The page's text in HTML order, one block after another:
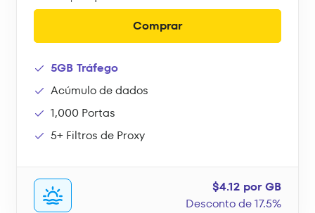
Comprar
5GB Tráfego
Acúmulo de dados
1,000 Portas
5+ Filtros de Proxy
$4.12 por GB
Desconto de 17.5%